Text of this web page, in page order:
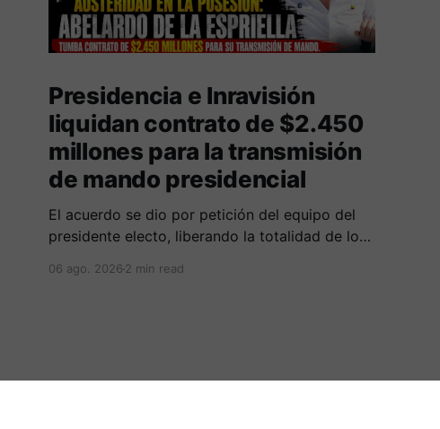
Presidencia e Inravisión
liquidan contrato de $2.450
millones para la transmisión
de mando presidencial
​El acuerdo se dio por petición del equipo del
presidente electo, liberando la totalidad de los
ni operativa.
06 ago. 20262 min read